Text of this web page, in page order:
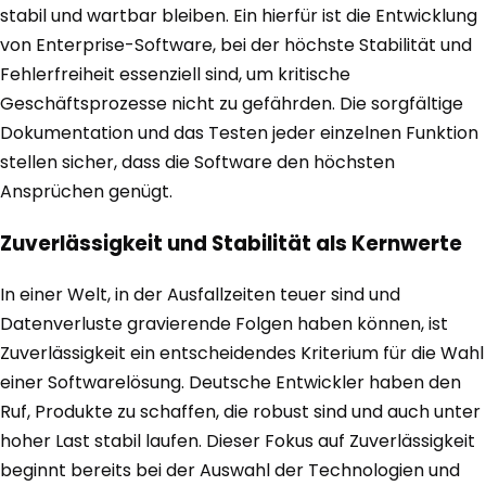
stabil und wartbar bleiben. Ein hierfür ist die Entwicklung
von Enterprise-Software, bei der höchste Stabilität und
Fehlerfreiheit essenziell sind, um kritische
Geschäftsprozesse nicht zu gefährden. Die sorgfältige
Dokumentation und das Testen jeder einzelnen Funktion
stellen sicher, dass die Software den höchsten
Ansprüchen genügt.
Zuverlässigkeit und Stabilität als Kernwerte
In einer Welt, in der Ausfallzeiten teuer sind und
Datenverluste gravierende Folgen haben können, ist
Zuverlässigkeit ein entscheidendes Kriterium für die Wahl
einer Softwarelösung. Deutsche Entwickler haben den
Ruf, Produkte zu schaffen, die robust sind und auch unter
hoher Last stabil laufen. Dieser Fokus auf Zuverlässigkeit
beginnt bereits bei der Auswahl der Technologien und